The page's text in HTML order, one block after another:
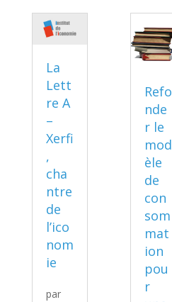
La
Lett
re A
–
Xerfi
,
cha
ntre
de
l’ico
nom
ie
par
Refo
nde
r le
mod
èle
de
con
som
mat
ion
pou
r